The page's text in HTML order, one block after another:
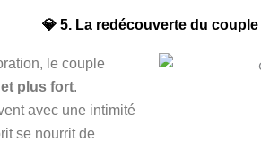
💎 5. La redécouverte du couple
le couple
plus fort.
avec une intimité
se nourrit de